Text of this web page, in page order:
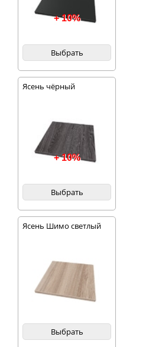
+ 10%
Выбрать
Ясень чёрный
+ 10%
Выбрать
Ясень Шимо светлый
Выбрать